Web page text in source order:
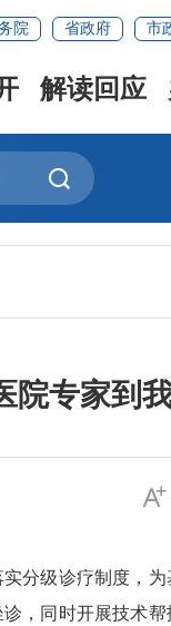
院 省政府 市
解读回应
院专家到
级诊疗制度，为
，同时开展技术帮